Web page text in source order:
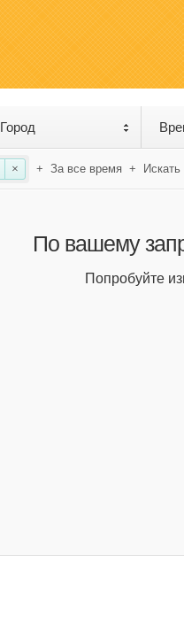
Город
× + За все время + Искать
По вашему
Попробуйте